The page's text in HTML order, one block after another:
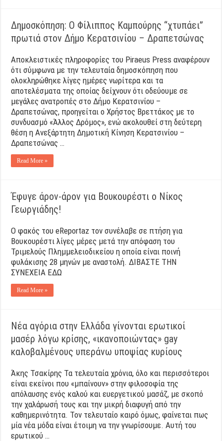
Δημοσκόπηση: Ο Φίλιππος Καμπούρης “χτυπάει”
πρωτιά στον Δήμο Κερατσινίου – Δραπετσώνας
Αποκλειστικές πληροφορίες του Piraeus Press αναφέρουν
ότι σύμφωνα με την τελευταία δημοσκόπηση που
ολοκληρώθηκε λίγες ημέρες νωρίτερα και τα
αποτελέσματα της οποίας δείχνουν ότι οδεύουμε σε
μεγάλες ανατροπές στο Δήμο Κερατσινίου –
Δραπετσώνας, προηγείται ο Χρήστος Βρεττάκος με το
συνδυασμό «Άλλος Δρόμος», ενώ ακολουθεί στη δεύτερη
θέση η Ανεξάρτητη Δημοτική Κίνηση Κερατσινίου –
Δραπετσώνας …
Read More »
Έφυγε άρον-άρον για Βουκουρέστι ο Νίκος
Γεωργιάδης!
Ο φακός του eReportaz τον συνέλαβε σε πτήση για
Βουκουρέστι λίγες μέρες μετά την απόφαση του
Τριμελούς Πλημμελειοδικείου η οποία είναι ποινή
φυλάκισης 28 μηνών με αναστολή. ΔΙΒΑΣΤΕ ΤΗΝ
ΣΥΝΕΧΕΙΑ ΕΔΩ
Read More »
Νέα αγόρια στην Ελλάδα γίνονται ερωτικοί
μασέρ λόγω κρίσης, «ικανοποιώντας» gay
καλοβαλμένους υπεράνω υποψίας κυρίους
Άκης Τσακίρης Τα τελευταία χρόνια, όλο και περισσότεροι
είναι εκείνοι που «μπαίνουν» στην φιλοσοφία της
απόλαυσης ενός καλού και ευεργετικού μασάζ, με σκοπό
την χαλάρωσή τους και την μικρή διαφυγή από την
καθημερινότητα. Τον τελευταίο καιρό όμως, φαίνεται πως
μία νέα μόδα είναι έτοιμη να την γνωρίσουμε. Αυτή του
ερωτικού …